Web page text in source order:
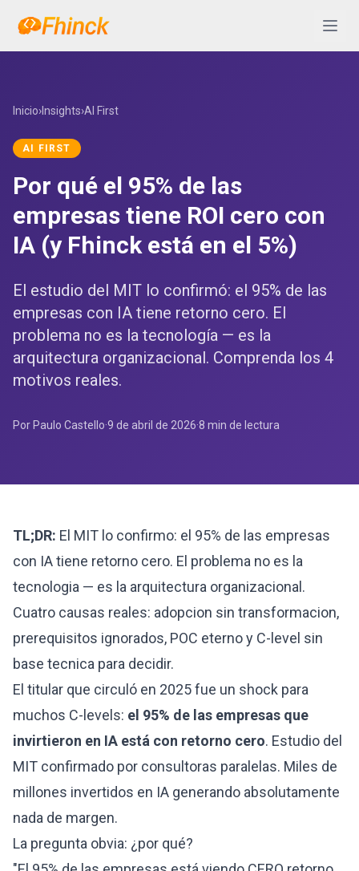
Abrir
Inicio›Insights›AI First
AI FIRST
Por qué el 95% de las
empresas tiene ROI cero con
IA (y Fhinck está en el 5%)
El estudio del MIT lo confirmó: el 95% de las
empresas con IA tiene retorno cero. El
problema no es la tecnología — es la
arquitectura organizacional. Comprenda los 4
motivos reales.
Por Paulo Castello·9 de abril de 2026·8 min de lectura
TL;DR: El MIT lo confirmo: el 95% de las empresas
con IA tiene retorno cero. El problema no es la
tecnologia — es la arquitectura organizacional.
Cuatro causas reales: adopcion sin transformacion,
prerequisitos ignorados, POC eterno y C-level sin
base tecnica para decidir.
El titular que circuló en 2025 fue un shock para
muchos C-levels: el 95% de las empresas que
invirtieron en IA está con retorno cero. Estudio del
MIT confirmado por consultoras paralelas. Miles de
millones invertidos en IA generando absolutamente
nada de margen.
La pregunta obvia: ¿por qué?